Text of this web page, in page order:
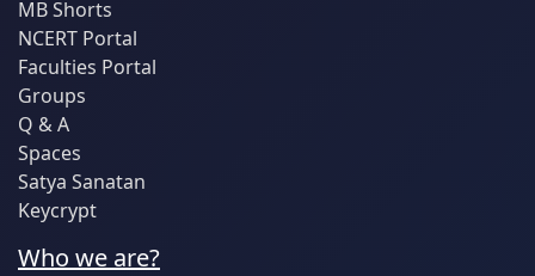
MB Shorts
NCERT Portal
Faculties Portal
Groups
Q & A
Spaces
Satya Sanatan
Keycrypt
Who we are?